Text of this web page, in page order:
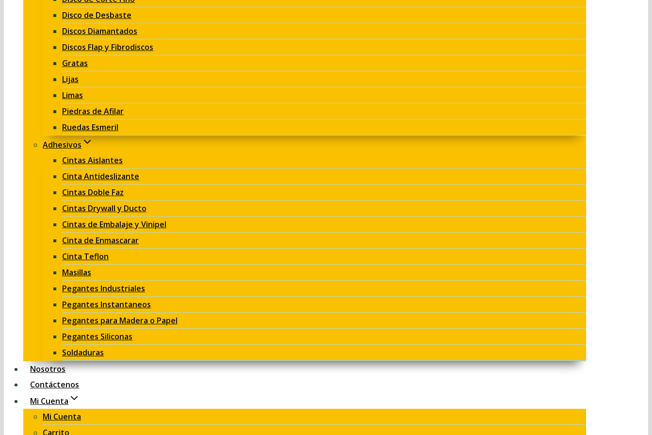
Disco de Desbaste
Discos Diamantados
Discos Flap y Fibrodiscos
Gratas
Lijas
Limas
Piedras de Afilar
Ruedas Esmeril
Adhesivos
Cintas Aislantes
Cinta Antideslizante
Cintas Doble Faz
Cintas Drywall y Ducto
Cintas de Embalaje y Vinipel
Cinta de Enmascarar
Cinta Teflon
Masillas
Pegantes Industriales
Pegantes Instantaneos
Pegantes para Madera o Papel
Pegantes Siliconas
Soldaduras
Nosotros
Contáctenos
Mi Cuenta
Mi Cuenta
Carrito